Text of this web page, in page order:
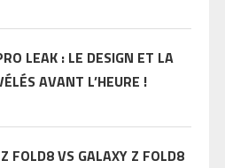
LEAK : LE DESIGN ET LA
AVANT L’HEURE !
FOLD8 VS GALAXY Z FOLD8